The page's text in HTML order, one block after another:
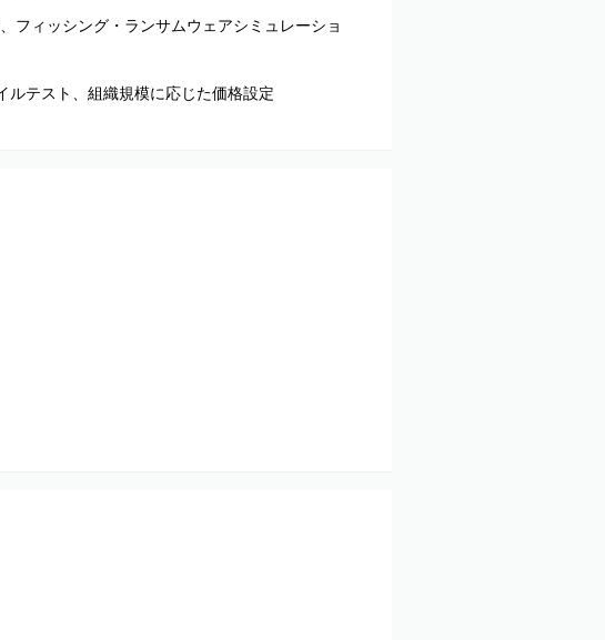
フィッシング・ランサムウェアシミュレーショ
ルテスト、組織規模に応じた価格設定